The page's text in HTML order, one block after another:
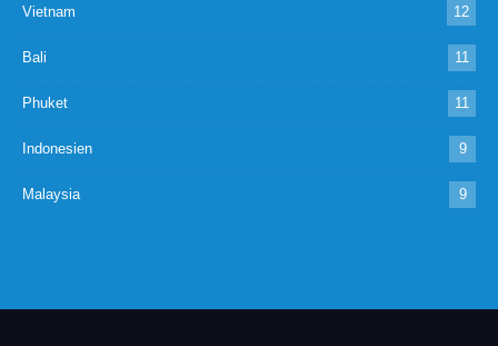
Vietnam 12
Bali 11
Phuket 11
Indonesien 9
Malaysia 9